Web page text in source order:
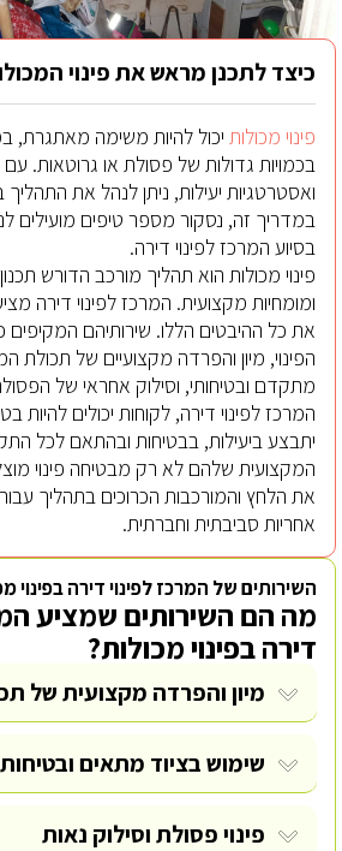
כיצד לתכנן מראש את פינוי
פינוי מכולות יכול להיות משימה מאתגרת,
בכמויות גדולות של פסולת או גרוטאות. עם
ואסטרטגיות יעילות, ניתן לנהל את
במדריך זה, נסקור מספר טיפים מועילים
בסיוע המרכז לפינוי דירה.
פינוי מכולות הוא תהליך מורכב הדורש
ומומחיות מקצועית. המרכז לפינוי דירה
את כל ההיבטים הללו. שירותיהם המקיפים
הפינוי, מיון והפרדה מקצועיים של תכולת
מתקדם ובטיחותי, וסילוק אחראי של
המרכז לפינוי דירה, לקוחות יכולים להיות
יתבצע ביעילות, בבטיחות ובהתאם לכל
המקצועית שלהם לא רק מבטיחה פינוי
את הלחץ והמורכבות הכרוכים בתהליך
אחריות סביבתית וחברתית.
השירותים של המרכז לפינוי דירה בפינוי
מה הם השירותים שמציע
דירה בפינוי מכולות?
מיון והפרדה מקצועית של
שימוש בציוד מתאים
פינוי פסולתוסילוק נאות